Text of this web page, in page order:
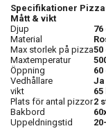
Specifikationer
Mått & vikt
Djup
76
Material
Max storlek på pizza
Maxtemperatur
Öppning
60
Vedhållare
Ja
vikt
65
Plats för antal pizzor2
Bakbord
Uppeldningstid